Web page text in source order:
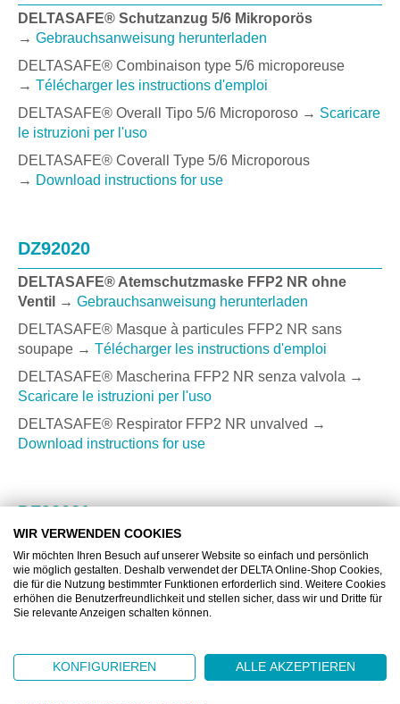
DELTASAFE® Schutzanzug 5/6 Mikroporös
→ Gebrauchsanweisung herunterladen
DELTASAFE® Combinaison type 5/6 microporeuse
→ Télécharger les instructions d'emploi
DELTASAFE® Overall Tipo 5/6 Microporoso → Scaricare
le istruzioni per l'uso
DELTASAFE® Coverall Type 5/6 Microporous
→ Download instructions for use
DZ92020
DELTASAFE® Atemschutzmaske FFP2 NR ohne
Ventil → Gebrauchsanweisung herunterladen
DELTASAFE® Masque à particules FFP2 NR sans
soupape → Télécharger les instructions d'emploi
DELTASAFE® Mascherina FFP2 NR senza valvola →
Scaricare le istruzioni per l'uso
DELTASAFE® Respirator FFP2 NR unvalved →
Download instructions for use
DZ92021
Ventil →Gebrauchsanweisung herunterladen
DELTASAFE® Masque à particules FFP2 NR D avec
soupape →Télécharger les instructions d'emploi
Scaricare le istruzioni per l'uso
WIR VERWENDEN COOKIES
Wir möchten Ihren Besuch auf unserer Website so einfach und persönlich
wie möglich gestalten. Deshalb verwendet der DELTA Online-Shop Cookies,
die für die Nutzung bestimmter Funktionen erforderlich sind. Weitere Cookies
erhöhen die Benutzerfreundlichkeit und stellen sicher, dass wir und Dritte für
Sie relevante Anzeigen schalten können.
KONFIGURIEREN ALLE AKZEPTIEREN